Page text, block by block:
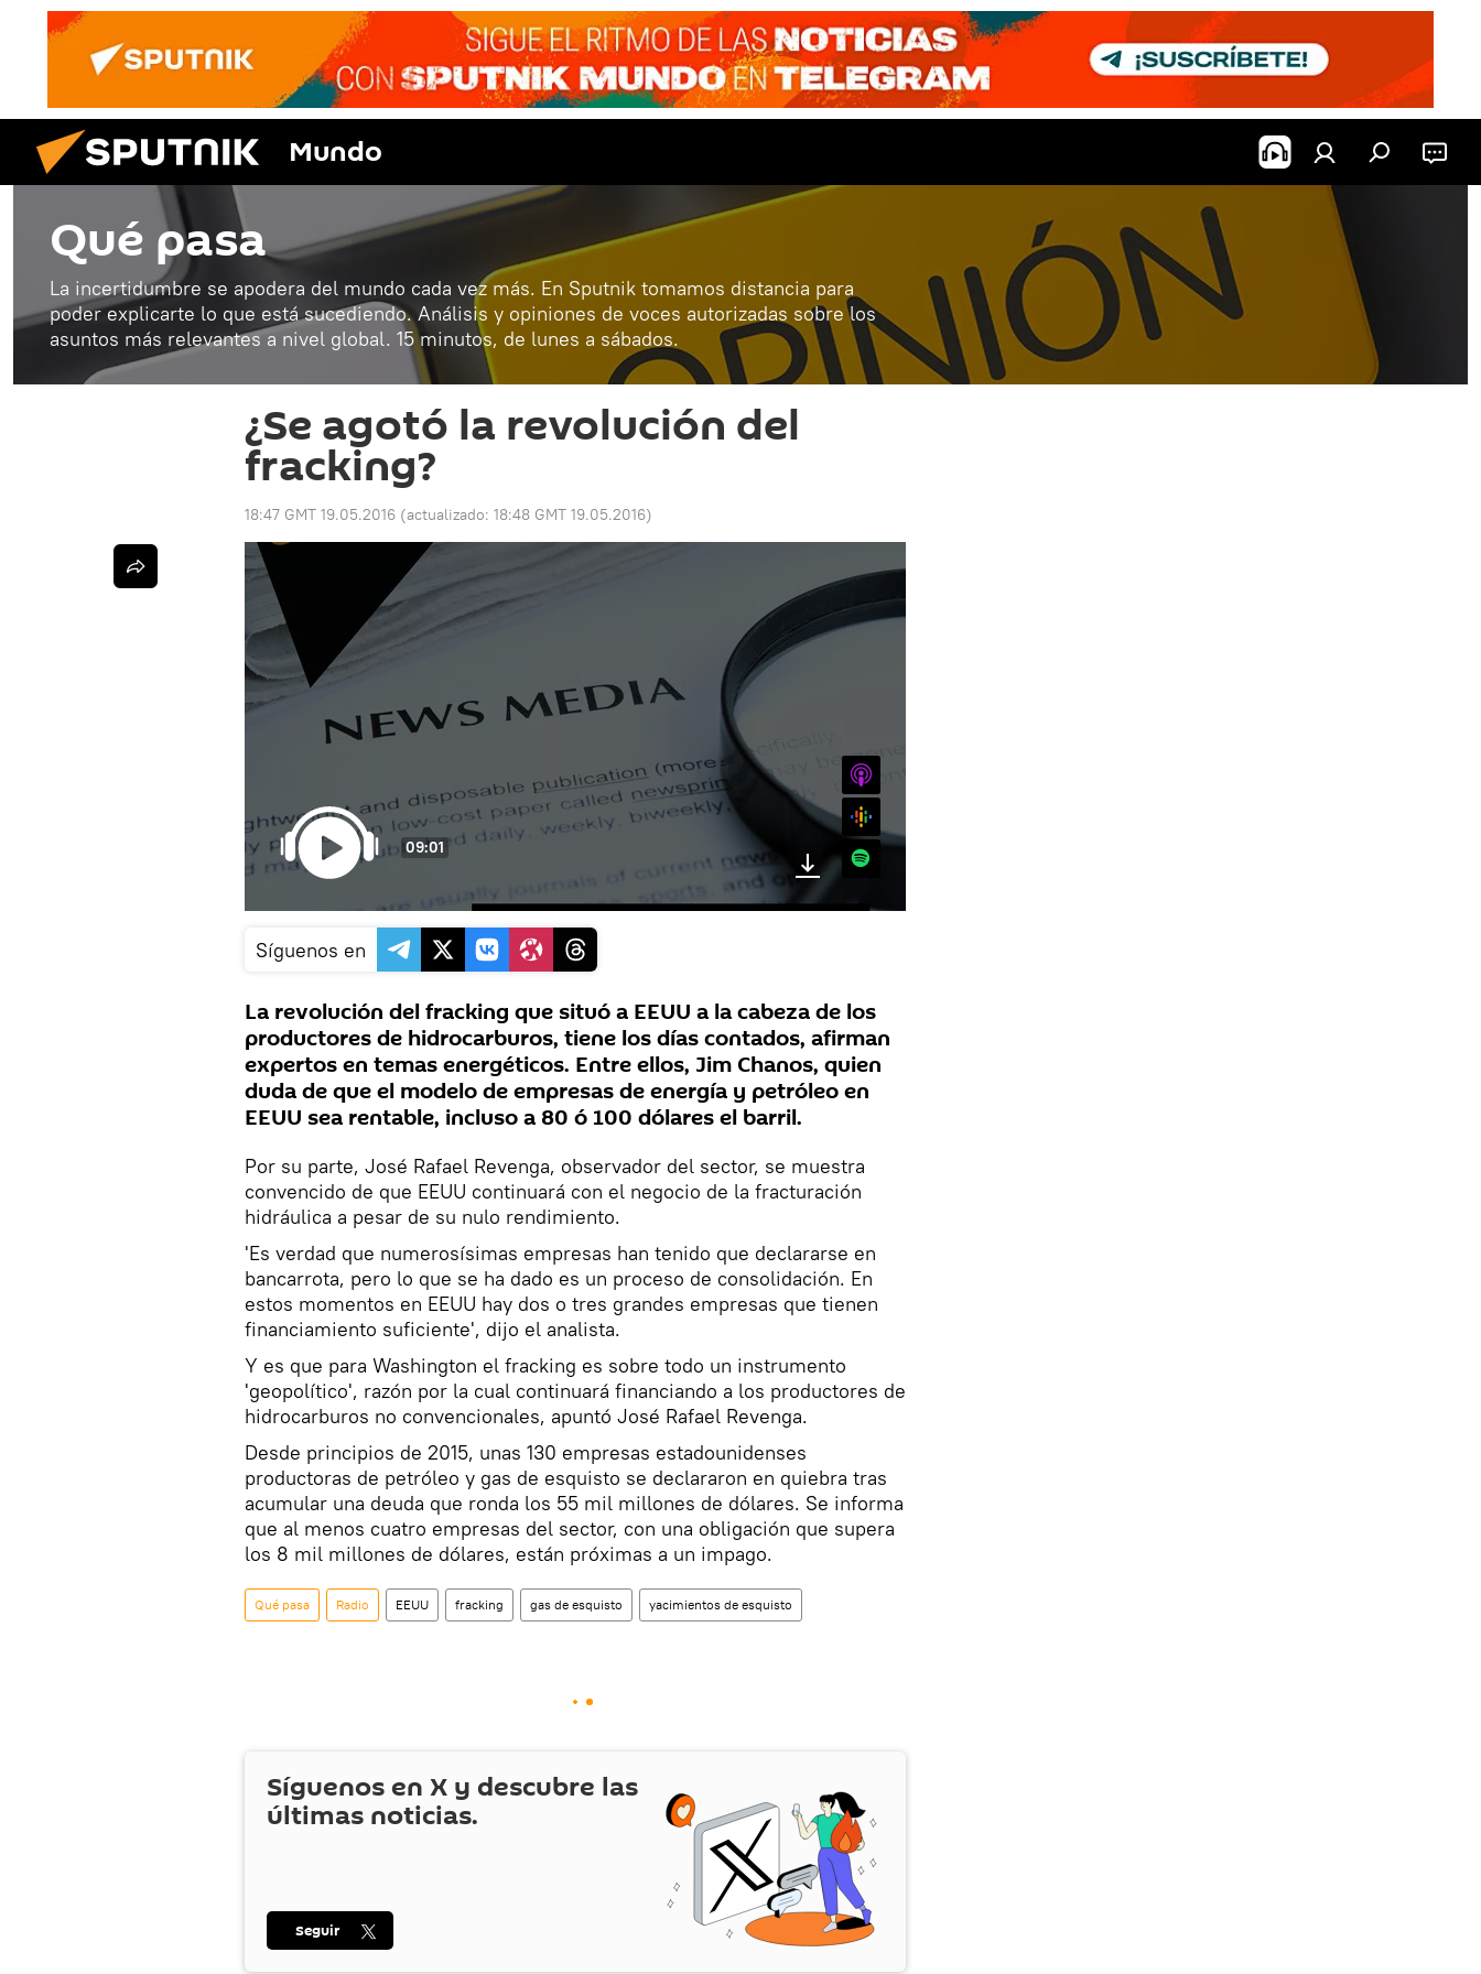
Mundo
Qué pasa
La incertidumbre se apodera del mundo cada vez más. En Sputnik tomamos distancia para
poder explicarte lo que está sucediendo. Análisis y opiniones de voces autorizadas sobre los
asuntos más relevantes a nivel global. 15 minutos, de lunes a sábados.
¿Se agotó la revolución del
fracking?
18:47 GMT 19.05.2016 (actualizado: 18:48 GMT 19.05.2016)
09:01
Google
Spotify
Síguenos en
La revolución del fracking que situó a EEUU a la cabeza de los
productores de hidrocarburos, tiene los días contados, afirman
expertos en temas energéticos. Entre ellos, Jim Chanos, quien
duda de que el modelo de empresas de energía y petróleo en
EEUU sea rentable, incluso a 80 ó 100 dólares el barril.
Por su parte, José Rafael Revenga, observador del sector, se muestra
convencido de que EEUU continuará con el negocio de la fracturación
hidráulica a pesar de su nulo rendimiento.
'Es verdad que numerosísimas empresas han tenido que declararse en
bancarrota, pero lo que se ha dado es un proceso de consolidación. En
estos momentos en EEUU hay dos o tres grandes empresas que tienen
financiamiento suficiente', dijo el analista.
Y es que para Washington el fracking es sobre todo un instrumento
'geopolítico', razón por la cual continuará financiando a los productores de
hidrocarburos no convencionales, apuntó José Rafael Revenga.
Desde principios de 2015, unas 130 empresas estadounidenses
productoras de petróleo y gas de esquisto se declararon en quiebra tras
acumular una deuda que ronda los 55 mil millones de dólares. Se informa
que al menos cuatro empresas del sector, con una obligación que supera
los 8 mil millones de dólares, están próximas a un impago.
Qué pasa Radio EEUU fracking gas de esquisto yacimientos de esquisto
Síguenos en X y descubre las
últimas noticias.
Seguir